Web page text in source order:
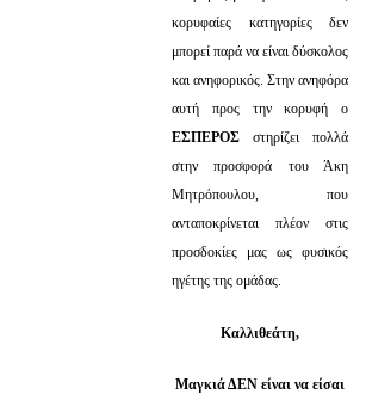
κορυφαίες κατηγορίες δεν
μπορεί παρά να είναι δύσκολος
και ανηφορικός. Στην ανηφόρα
αυτή προς την κορυφή ο
ΕΣΠΕΡΟΣ στηρίζει πολλά
στην προσφορά του Άκη
Μητρόπουλου, που
ανταποκρίνεται πλέον στις
προσδοκίες μας ως φυσικός
ηγέτης της ομάδας.
Καλλιθεάτη,
Μαγκιά ΔΕΝ είναι να είσαι